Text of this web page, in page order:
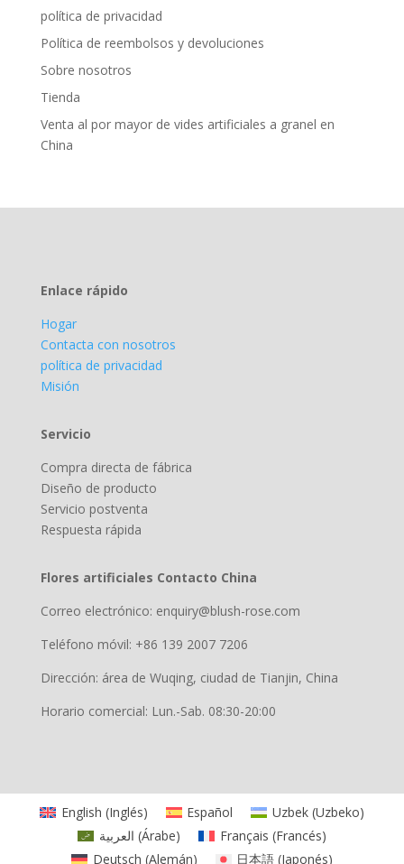
política de privacidad
Política de reembolsos y devoluciones
Sobre nosotros
Tienda
Venta al por mayor de vides artificiales a granel en
China
Enlace rápido
Hogar
Contacta con nosotros
política de privacidad
Misión
Servicio
Compra directa de fábrica
Diseño de producto
Servicio postventa
Respuesta rápida
Flores artificiales Contacto China
Correo electrónico: enquiry@blush-rose.com
Teléfono móvil: +86 139 2007 7206
Dirección: área de Wuqing, ciudad de Tianjin, China
Horario comercial: Lun.-Sab. 08:30-20:00
English (Inglés) Español Uzbek(Uzbeko)
العربية (Árabe) Français (Francés)
Deutsch (Alemán) 日本語 (Japonés)